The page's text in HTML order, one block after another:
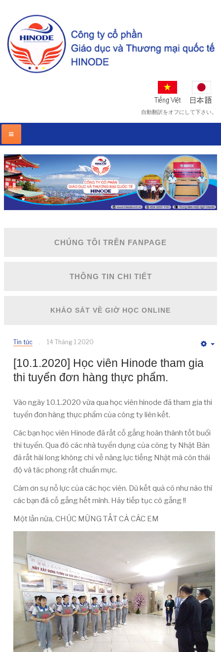
自動翻訳をオフにして下さい。
CHÚNG TÔI TRÊN FANPAGE
THÔNG TIN CHI TIẾT
KHẢO SÁT VỀ GIỜ HỌC ONLINE
Tin tức 14 Tháng 1 2020
[10.1.2020] Học viên Hinode tham gia
thi tuyển đơn hàng thực phẩm.
Vào ngày 10.1.2020 vừa qua học viên hinode đã tham gia thi
tuyển đơn hàng thực phẩm của công ty liên kết.
Các bạn học viên Hinode đã rất cố gắng hoàn thành tốt buổi
thi tuyển. Qua đó các nhà tuyển dụng của công ty Nhật Bản
đã rất hài long không chỉ về năng lực tiếng Nhật mà còn thái
độ và tác phong rất chuẩn mực.
Cảm ơn sự nỗ lực của các học viên. Dù kết quả có như nào thì
các bạn đã cố gắng hết mình. Hãy tiếp tục cô gắng !!
Một lần nữa, CHÚC MỪNG TẤT CẢ CÁC EM